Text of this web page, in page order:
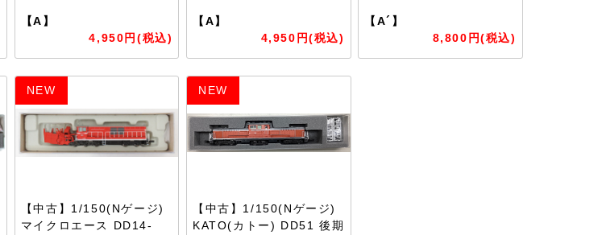
【A】
4,950円(税込)
【A】
4,950円(税込)
【A´】
8,800円(税込)
NEW
【中古】1/150(Nゲージ)
マイクロエース DD14-
NEW
【中古】1/150(Nゲージ)
KATO(カトー) DD51 後期